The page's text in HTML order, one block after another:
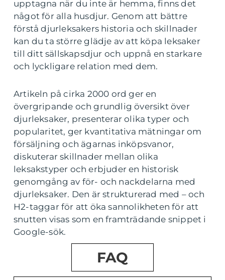
upptagna när du inte är hemma, finns det
något för alla husdjur. Genom att bättre
förstå djurleksakers historia och skillnader
kan du ta större glädje av att köpa leksaker
till ditt sällskapsdjur och uppnå en starkare
och lyckligare relation med dem.
Artikeln på cirka 2000 ord ger en
övergripande och grundlig översikt över
djurleksaker, presenterar olika typer och
popularitet, ger kvantitativa mätningar om
försäljning och ägarnas inköpsvanor,
diskuterar skillnader mellan olika
leksakstyper och erbjuder en historisk
genomgång av för- och nackdelarna med
djurleksaker. Den är strukturerad med – och
H2-taggar för att öka sannolikheten för att
snutten visas som en framträdande snippet i
Google-sök.
FAQ